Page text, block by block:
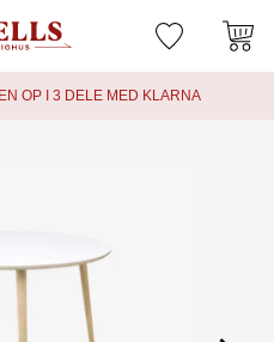
OP I 3 DELE MED KLARNA